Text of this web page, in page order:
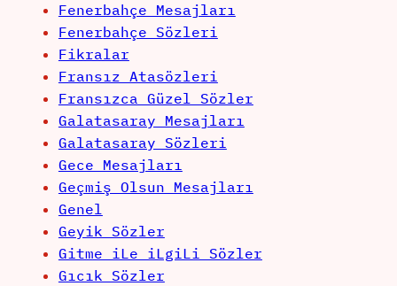
Fenerbahçe Mesajları
Fenerbahçe Sözleri
Fikralar
Fransız Atasözleri
Fransızca Güzel Sözler
Galatasaray Mesajları
Galatasaray Sözleri
Gece Mesajları
Geçmiş Olsun Mesajları
Genel
Geyik Sözler
Gitme iLe iLgiLi Sözler
Gıcık Sözler